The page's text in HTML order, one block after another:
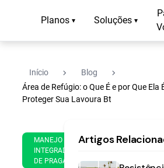
Planos ▾ Soluções ▾
Início navigate_next Blog navigate_next
Área de Refúgio: o Que É e por Que Ela
Proteger Sua Lavoura Bt
MANEJO
INTEGRADO
DE PRAGAS
de
de
min
Artigos